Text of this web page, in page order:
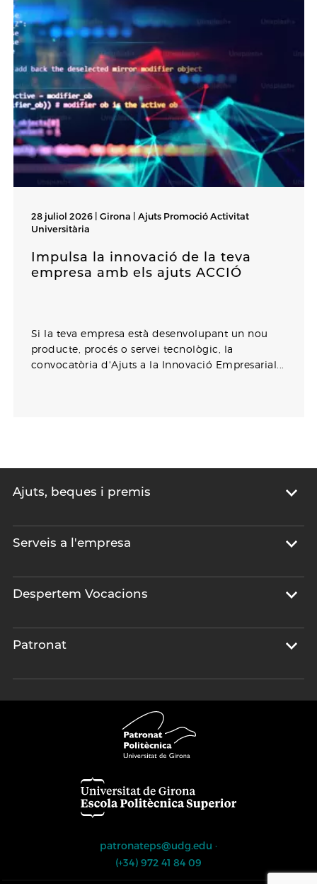
28 juliol 2026 | Girona | Ajuts Promoció Activitat
Universitària
Impulsa la innovació de la teva
empresa amb els ajuts ACCIÓ
Si la teva empresa està desenvolupant un nou
producte, procés o servei tecnològic, la
convocatòria d'Ajuts a la Innovació Empresarial...
Ajuts, beques i premis
Serveis a l'empresa
Despertem Vocacions
Patronat
patronateps@udg.edu ·
(+34) 972 41 84 09